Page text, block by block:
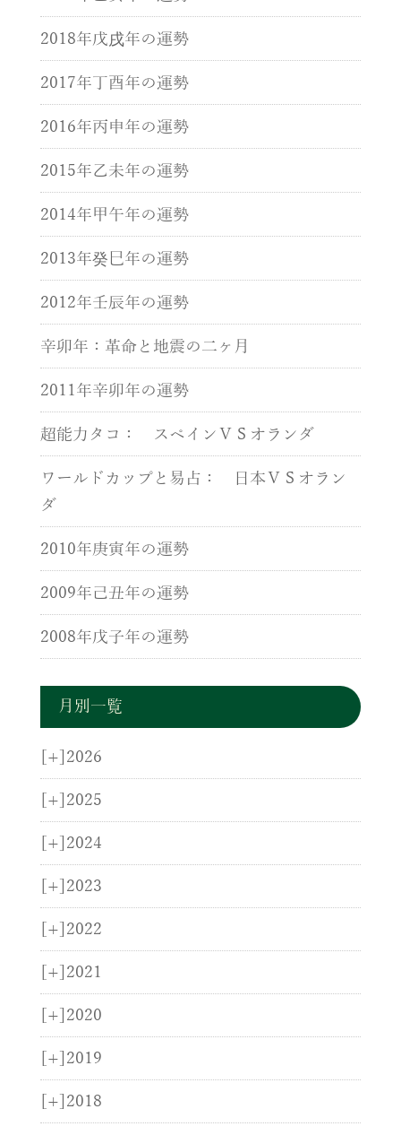
2018年戊戌年の運勢
2017年丁酉年の運勢
2016年丙申年の運勢
2015年乙未年の運勢
2014年甲午年の運勢
2013年癸巳年の運勢
2012年壬辰年の運勢
辛卯年：革命と地震の二ヶ月
2011年辛卯年の運勢
超能力タコ： スペインＶＳオランダ
ワールドカップと易占： 日本ＶＳオラン
ダ
2010年庚寅年の運勢
2009年己丑年の運勢
2008年戊子年の運勢
月別一覧
[+] 2026
[+] 2025
[+] 2024
[+] 2023
[+] 2022
[+] 2021
[+] 2020
[+] 2019
[+] 2018